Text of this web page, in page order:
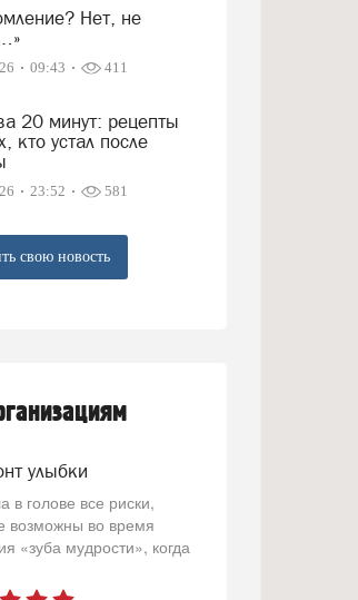
Нет, не
09:43 411
20 минут: рецепты
кто устал после
23:52 581
свою новость
улыбки
в голове все риски,
возможны во время
«зуба мудрости», когда